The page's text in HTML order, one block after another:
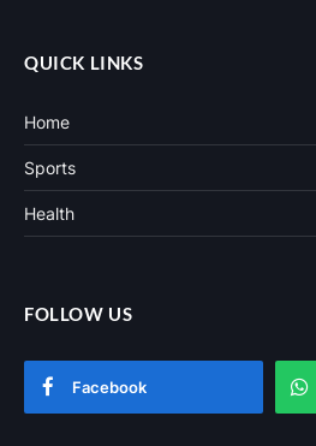
QUICK LINKS
Home
Sports
Health
FOLLOW US
Facebook